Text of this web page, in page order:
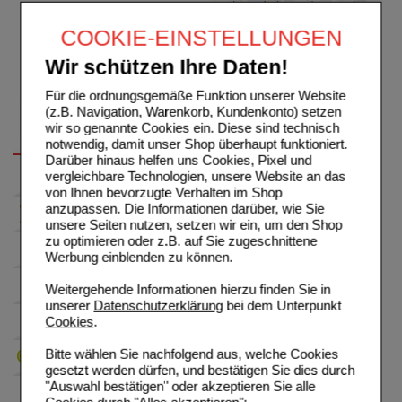
COOKIE-EINSTELLUNGEN
Wir schützen Ihre Daten!
Für die ordnungsgemäße Funktion unserer Website
(z.B. Navigation, Warenkorb, Kundenkonto) setzen
wir so genannte Cookies ein. Diese sind technisch
notwendig, damit unser Shop überhaupt funktioniert.
Darüber hinaus helfen uns Cookies, Pixel und
vergleichbare Technologien, unsere Website an das
von Ihnen bevorzugte Verhalten im Shop
anzupassen. Die Informationen darüber, wie Sie
unsere Seiten nutzen, setzen wir ein, um den Shop
zu optimieren oder z.B. auf Sie zugeschnittene
Werbung einblenden zu können.
Weitergehende Informationen hierzu finden Sie in
unserer Datenschutzerklärungbei dem Unterpunkt
Cookies.
Bitte wählen Sie nachfolgend aus, welche Cookies
gesetzt werden dürfen, und bestätigen Sie dies durch
"Auswahl bestätigen" oder akzeptieren Sie alle